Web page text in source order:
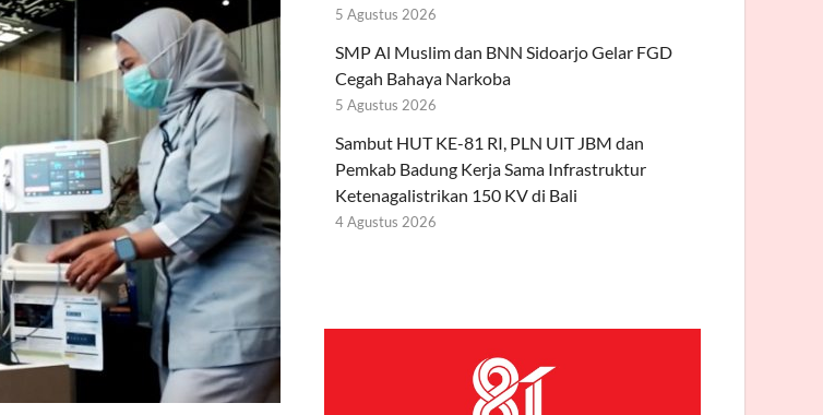
5 Agustus 2026
SMP Al Muslim dan BNN Sidoarjo Gelar FGD
Cegah Bahaya Narkoba
5 Agustus 2026
Sambut HUT KE-81 RI, PLN UIT JBM dan
Pemkab Badung Kerja Sama Infrastruktur
Ketenagalistrikan 150 KV di Bali
4 Agustus 2026